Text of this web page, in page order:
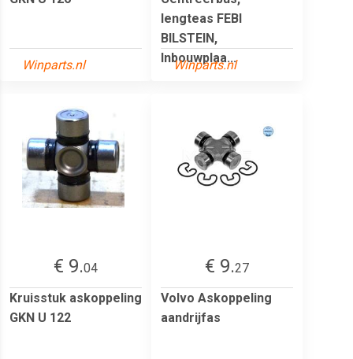
Winparts.nl
lengteas FEBI
BILSTEIN,
Inbouwplaa...
Winparts.nl
€ 9.04
Kruisstuk askoppeling
GKN U 122
€ 9.27
Volvo Askoppeling
aandrijfas